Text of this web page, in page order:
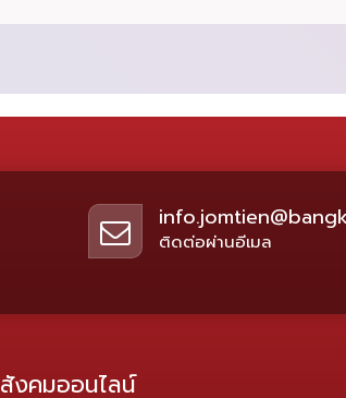
ติดต่อผ่านอีเมล
งคมออนไลน์